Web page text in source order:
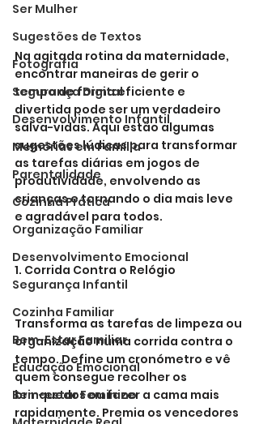
Ser Mulher
Sugestões de Textos
Fotografia
Segurança Digital
Desenvolvimento Infantil
Memórias em Família
Parentalidade
Cozinha Prática
Organização Familiar
Desenvolvimento Emocional
Segurança Infantil
Cozinha Familiar
Bem-Estar Familiar
Educação Emocional
Bem-estar Feminino
Na agitada rotina da maternidade,
encontrar maneiras de gerir o
tempo de forma eficiente e
divertida pode ser um verdadeiro
salva-vidas. Aqui estão algumas
sugestões lúdicas para transformar
as tarefas diárias em jogos de
produtividade, envolvendo as
crianças e tornando o dia mais leve
e agradável para todos.
1. Corrida Contra o Relógio
Transforma as tarefas de limpeza ou
organização numa corrida contra o
tempo. Define um cronómetro e vê
quem consegue recolher os
brinquedos ou fazer a cama mais
rapidamente. Premia os vencedores